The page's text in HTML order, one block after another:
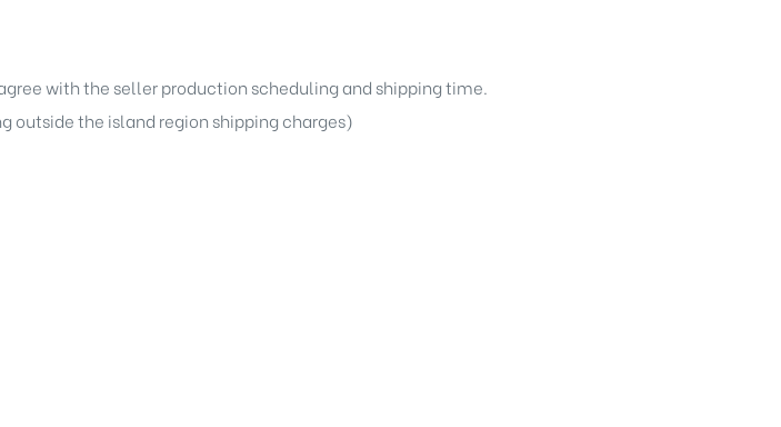
with the seller production scheduling and shipping time.
outside the island region shipping charges)